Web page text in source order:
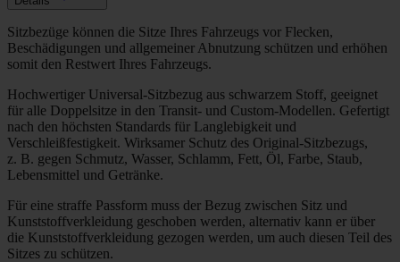
Sitzbezüge können die Sitze Ihres Fahrzeugs vor Flecken,
Beschädigungen und allgemeiner Abnutzung schützen und erhöhen
somit den Restwert Ihres Fahrzeugs.
Hochwertiger Universal-Sitzbezug aus schwarzem Stoff, geeignet
für alle Doppelsitze in den Transit- und Custom-Modellen. Gefertigt
nach den höchsten Standards für Langlebigkeit und
Verschleißfestigkeit. Wirksamer Schutz des Original-Sitzbezugs,
z. B. gegen Schmutz, Wasser, Schlamm, Fett, Öl, Farbe, Staub,
Lebensmittel und Getränke.
Für eine straffe Passform muss der Bezug zwischen Sitz und
Kunststoffverkleidung geschoben werden, alternativ kann er über
die Kunststoffverkleidung gezogen werden, um auch diesen Teil des
Sitzes zu schützen.